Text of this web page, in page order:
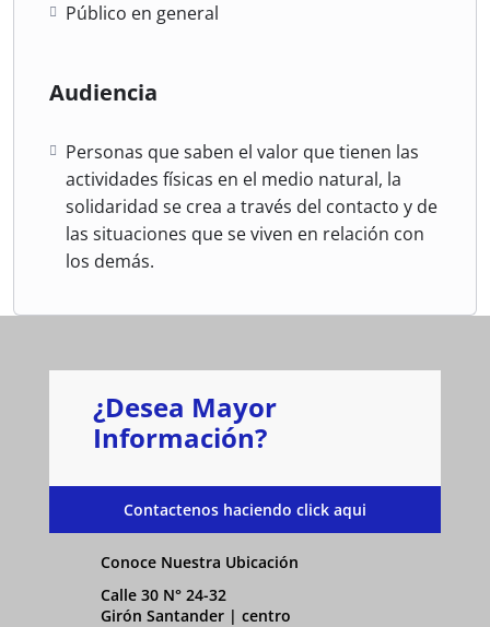
Público en general
Audiencia
Personas que saben el valor que tienen las
actividades físicas en el medio natural, la
solidaridad se crea a través del contacto y de
las situaciones que se viven en relación con
los demás.
¿Desea Mayor
Información?
Contactenos haciendo click aqui
Conoce Nuestra Ubicación
Calle 30 N° 24-32
Girón Santander | centro